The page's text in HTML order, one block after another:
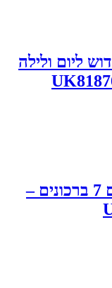
ליום ולילה
מעמד אקריליק נוסח אשכנזי עם 7 ברכונים –